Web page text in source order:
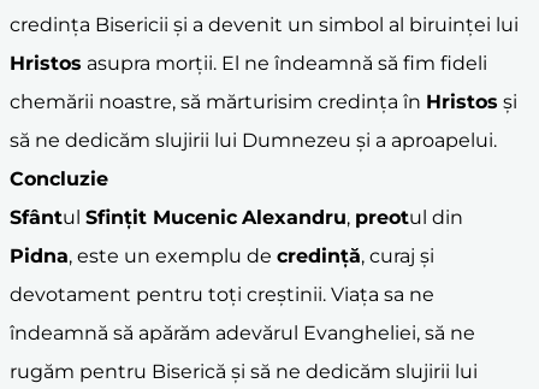
credința Bisericii și a devenit un simbol al biruinței lui
Hristos asupra morții. El ne îndeamnă să fim fideli
chemării noastre, să mărturisim credința în Hristos și
să ne dedicăm slujirii lui Dumnezeu și a aproapelui.
Concluzie
Sfântul Sfințit Mucenic Alexandru, preotul din
Pidna, este un exemplu de credință, curaj și
devotament pentru toți creștinii. Viața sa ne
îndeamnă să apărăm adevărul Evangheliei, să ne
rugăm pentru Biserică și să ne dedicăm slujirii lui